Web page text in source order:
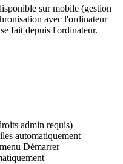
sur mobile (gestion
avec l'ordinateur
fait depuis l'ordinateur.
admin requis)
automatiquement
Démarrer